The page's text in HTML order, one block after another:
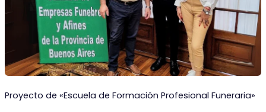
Proyecto de «Escuela de Formación Profesional Funeraria»